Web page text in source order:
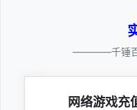
————千锤
网络游戏充